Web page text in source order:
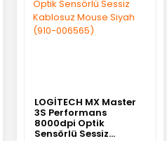
LOGİTECH MX Master
3S Performans
8000dpi Optik
Sensörlü Sessiz